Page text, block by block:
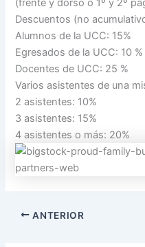
(frente y dorso o 1º y 2º
Descuentos (no
Alumnos de la UCC: 15%
Egresados de la UCC: 10 %
Docentes de UCC: 25 %
Varios asistentes de una
2 asistentes: 10%
3 asistentes: 15%
4 asistentes o más: 20%
ANTERIOR